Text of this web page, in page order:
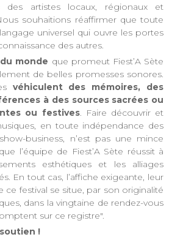
des artistes locaux, régionaux et
souhaitions réaffirmer que toute
universel qui ouvre les portes
des autres.
monde que promeut Fiest’A Sète
de belles promesses sonores.
véhiculent des mémoires, des
à des sources sacrées ou
ou festives. Faire découvrir et
en toute indépendance des
business, n’est pas une mince
l’équipe de Fiest’A Sète réussit à
esthétiques et les alliages
En tout cas, l’affiche exigeante, leur
ce festival se situe, par son originalité
dans la vingtaine de rendez-vous
sur ce registre".
!